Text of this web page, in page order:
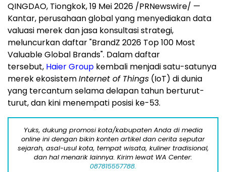
QINGDAO, Tiongkok,19 Mei 2026 /PRNewswire/ —
Kantar, perusahaan global yang menyediakan data
valuasi merek dan jasa konsultasi strategi,
meluncurkan daftar "BrandZ 2026 Top 100 Most
Valuable Global Brands". Dalam daftar
tersebut, Haier Group kembali menjadi satu-satunya
merek ekosistemInternet of Things (IoT) di dunia
yang tercantum selama delapan tahun berturut-
turut, dan kini menempati posisi ke-53.
Yuks, dukung promosi kota/kabupaten Anda di media
online ini dengan bikin konten artikel dan cerita seputar
sejarah, asal-usul kota, tempat wisata, kuliner tradisional,
dan hal menarik lainnya. Kirim lewat WA Center:
087815557788.